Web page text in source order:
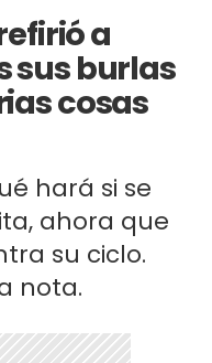
a
sus burlas
cosas
hará si se
ahora que
su ciclo.
nota.